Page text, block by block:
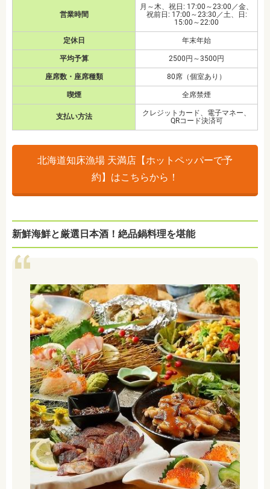
営業時間
月～木、祝日: 17:00～23:00／金、
祝前日: 17:00～23:30／土、日:
15:00～22:00
定休日 年末年始
平均予算 2500円～3500円
座席数・座席種類 80席（個室あり）
喫煙 全席禁煙
支払い方法
クレジットカード、電子マネー、
QRコード決済可
北海道知床漁場 天満店【ホットペッパーで予
約】はこちらから！
新鮮海鮮と厳選日本酒！絶品鍋料理を堪能